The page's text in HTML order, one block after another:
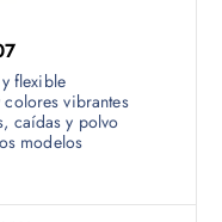
flexible
vibrantes
caídas y polvo
modelos